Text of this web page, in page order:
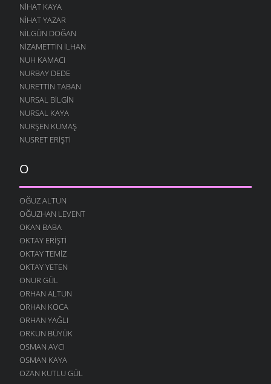
NIHAT KAYA
NIHAT YAZAR
NILGÜN DOĞAN
NIZAMETTIN İLHAN
NUH KAMACI
NURBAY DEDE
NURETTIN TABAN
NURSAL BILGIN
NURSAL KAYA
NURŞEN KUMAŞ
NUSRET ERIŞTI
O
OĞUZ ALTUN
OĞUZHAN LEVENT
OKAN BABA
OKTAY ERIŞTI
OKTAY TEMIZ
OKTAY YETEN
ONUR GÜL
ORHAN ALTUN
ORHAN KOCA
ORHAN YAĞLI
ORKUN BÜYÜK
OSMAN AVCI
OSMAN KAYA
OZAN KUTLU GÜL